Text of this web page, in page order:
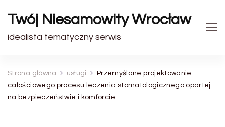
Twój Niesamowity Wrocław
idealista tematyczny serwis
Strona główna usługi
Przemyślane projektowanie
całościowego procesu leczenia stomatologicznego opartej
na bezpieczeństwie i komforcie